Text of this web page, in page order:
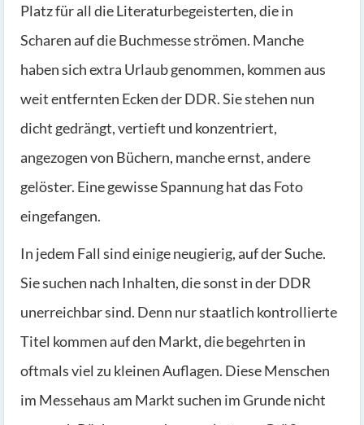
Platz für all die Literaturbegeisterten, die in
Scharen auf die Buchmesse strömen. Manche
haben sich extra Urlaub genommen, kommen aus
weit entfernten Ecken der DDR. Sie stehen nun
dicht gedrängt, vertieft und konzentriert,
angezogen von Büchern, manche ernst, andere
gelöster. Eine gewisse Spannung hat das Foto
eingefangen.
In jedem Fall sind einige neugierig, auf der Suche.
Sie suchen nach Inhalten, die sonst in der DDR
unerreichbar sind. Denn nur staatlich kontrollierte
Titel kommen auf den Markt, die begehrten in
oftmals viel zu kleinen Auflagen. Diese Menschen
im Messehaus am Markt suchen im Grunde nicht